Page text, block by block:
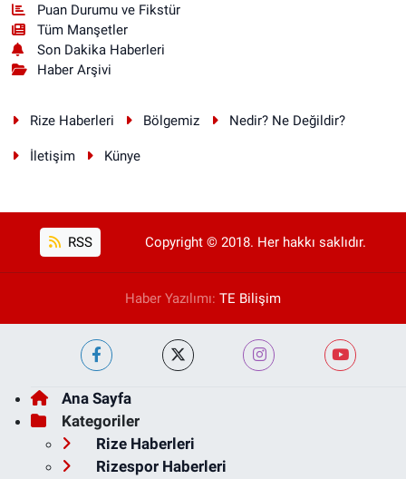
Puan Durumu ve Fikstür
Tüm Manşetler
Son Dakika Haberleri
Haber Arşivi
Rize Haberleri Bölgemiz Nedir? Ne Değildir?
İletişim Künye
RSS Copyright © 2018. Her hakkı saklıdır.
Haber Yazılımı: TE Bilişim
Ana Sayfa
Kategoriler
Rize Haberleri
Rizespor Haberleri